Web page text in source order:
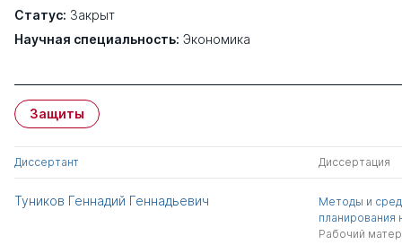
Статус: Закрыт
Научная специальность: Экономика
Защиты
Диссертант Диссертация
Туников Геннадий Геннадьевич
Методы и
планирования
Рабочий